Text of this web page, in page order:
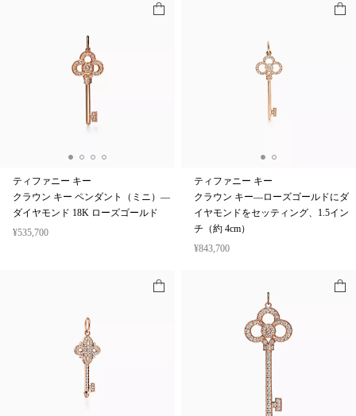
ティファニー キー
クラウン キー ペンダント（ミニ）—
ダイヤモンド 18K ローズゴールド
¥535,700
ティファニー キー
クラウン キー—ローズゴールドにダ
イヤモンドをセッティング、1.5イン
チ（約 4cm）
¥843,700